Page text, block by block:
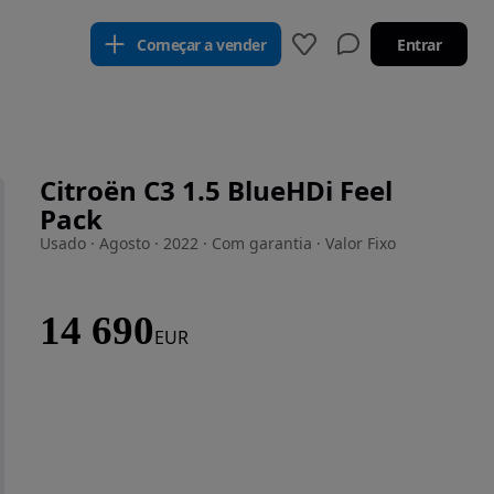
Começar a vender Entrar
Citroën C3 1.5 BlueHDi Feel
Pack
Usado · Agosto · 2022 · Com garantia · Valor Fixo
14 690EUR